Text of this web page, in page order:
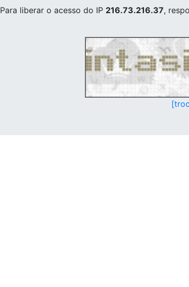
Para liberar o acesso do IP 216.73.216.37,